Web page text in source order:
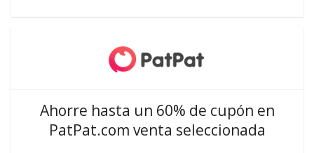
Ahorre hasta un 60% de cupón en
PatPat.com venta seleccionada